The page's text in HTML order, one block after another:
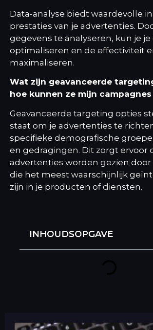
Data-analyse biedt waardevolle
prestaties van je advertenties.
gegevens te analyseren, kun je
optimaliseren en de effectiviteit
maximaliseren.
Wat zijn geavanceerde
hoe kunnen ze mijn
Geavanceerde targeting opties
staat om je advertenties te
specifieke demografische
en gedragingen. Dit zorgt ervoor
advertenties worden gezien
die het meest waarschijnlijk
zijn in je producten of diensten.
INHOUDSOPGAVE